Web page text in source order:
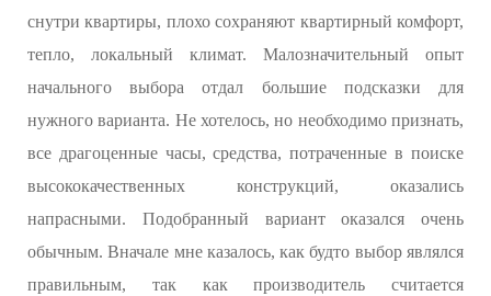
снутри квартиры, плохо сохраняют квартирный комфорт,
тепло, локальный климат. Малозначительный опыт
начального выбора отдал большие подсказки для
нужного варианта. Не хотелось, но необходимо признать,
все драгоценные часы, средства, потраченные в поиске
высококачественных конструкций, оказались
напрасными. Подобранный вариант оказался очень
обычным. Вначале мне казалось, как будто выбор являлся
правильным, так как производитель считается